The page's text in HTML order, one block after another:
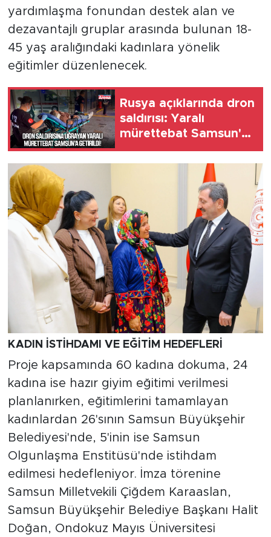
yardımlaşma fonundan destek alan ve
dezavantajlı gruplar arasında bulunan 18-
45 yaş aralığındaki kadınlara yönelik
eğitimler düzenlenecek.
Rusya açıklarında dron
saldırısı: Yaralı
mürettebat Samsun'a
getirildi
KADIN İSTİHDAMI VE EĞİTİM HEDEFLERİ
Proje kapsamında 60 kadına dokuma, 24
kadına ise hazır giyim eğitimi verilmesi
planlanırken, eğitimlerini tamamlayan
kadınlardan 26'sının Samsun Büyükşehir
Belediyesi'nde, 5'inin ise Samsun
Olgunlaşma Enstitüsü'nde istihdam
edilmesi hedefleniyor. İmza törenine
Samsun Milletvekili Çiğdem Karaaslan,
Samsun Büyükşehir Belediye Başkanı Halit
Doğan, Ondokuz Mayıs Üniversitesi